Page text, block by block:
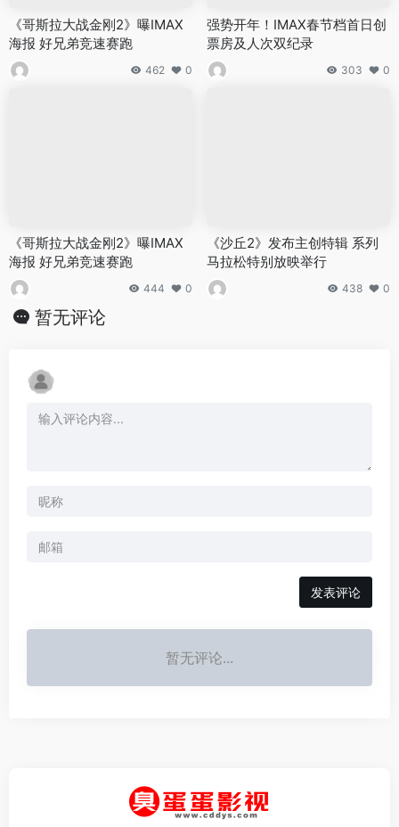
《哥斯拉大战金刚2》曝IMAX
海报 好兄弟竞速赛跑
462 0
强势开年！IMAX春节档首日创
票房及人次双纪录
303 0
《哥斯拉大战金刚2》曝IMAX
海报 好兄弟竞速赛跑
444 0
《沙丘2》发布主创特辑 系列
马拉松特别放映举行
438 0
暂无评论
发表评论
暂无评论...